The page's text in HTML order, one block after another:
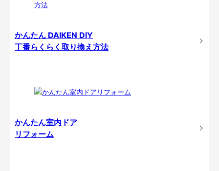
かんたん DAIKEN DIY
丁番らくらく取り換え方法
かんたん室内ドア
リフォーム